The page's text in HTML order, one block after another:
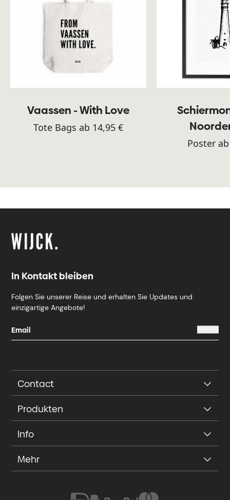
Vaassen - With Love
Tote Bags ab 14,95 €
Poster
In Kontakt bleiben
Folgen Sie unserer Reise und erhalten Sie Updates und
einzigartige Angebote!
Contact
Produkten
Info
Mehr